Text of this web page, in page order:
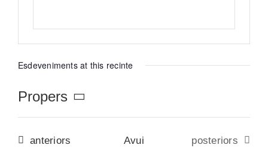
Contacte
Esdeveniments at this recinte
Propers
Selecciona
data.
Esdeveniments
anteriors Avui Esdeveniments
posteriors